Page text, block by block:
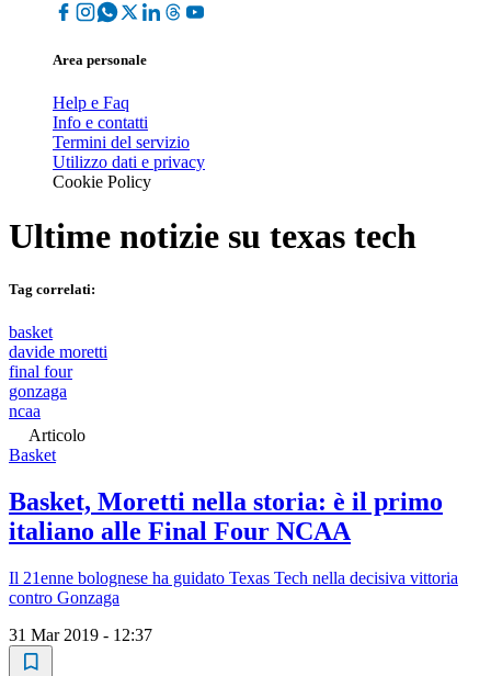
Area personale
Help e Faq
Info e contatti
Termini del servizio
Utilizzo dati e privacy
Cookie Policy
Ultime notizie su texas tech
Tag correlati:
basket
davide moretti
final four
gonzaga
ncaa
Articolo
Basket
Basket, Moretti nella storia: è il primo
italiano alle Final Four NCAA
Il 21enne bolognese ha guidato Texas Tech nella decisiva vittoria
contro Gonzaga
31 Mar 2019 - 12:37